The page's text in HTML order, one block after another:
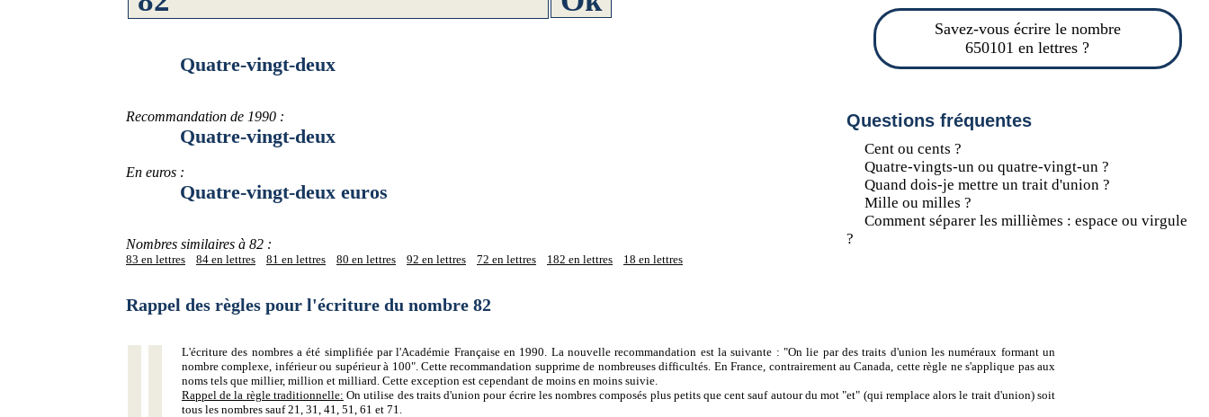
Savez-vous écrire le nombre
650101 en lettres ?
Questions fréquentes
Cent ou cents ?
Quatre-vingts-un ou quatre-vingt-un ?
Quand dois-je mettre un trait d'union ?
Mille ou milles ?
Comment séparer les millièmes : espace ou virgule
?
Quatre-vingt-deux
Recommandation de 1990 :
Quatre-vingt-deux
En euros :
Quatre-vingt-deux euros
Nombres similaires à 82 :
83 en lettres 84 en lettres 81 en lettres 80 en lettres 92 en lettres 72 en lettres 182 en lettres 18 en lettres
Rappel des règles pour l'écriture du nombre 82
L'écriture des nombres a été simplifiée par l'Académie Française en 1990. La nouvelle recommandation est la suivante : "On lie par des traits d'union les numéraux formant un
nombre complexe, inférieur ou supérieur à 100". Cette recommandation supprime de nombreuses difficultés. En France, contrairement au Canada, cette règle ne s'applique pas aux
noms tels que millier, million et milliard. Cette exception est cependant de moins en moins suivie.
Rappel de la règle traditionnelle: On utilise des traits d'union pour écrire les nombres composés plus petits que cent sauf autour du mot "et" (qui remplace alors le trait d'union) soit
tous les nombres sauf 21, 31, 41, 51, 61 et 71.